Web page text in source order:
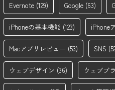
Evernote (129) Google (63)
iPhoneの基本機能 (123) iPhone
Macアプリレビュー (53) SNS
ウェブデザイン (36) ウェブブ